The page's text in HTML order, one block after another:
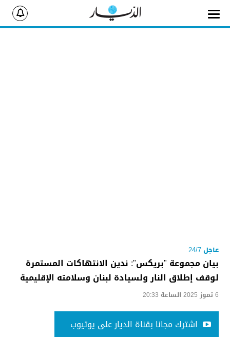
عاجل 24/7
بيان مجموعة "بريكس": ندين الانتهاكات المستمرة
لوقف إطلاق النار ولسيادة لبنان وسلامته الإقليمية
6 تموز 2025 الساعة 20:33
اشترك مجانا بقناة الديار على يوتيوب